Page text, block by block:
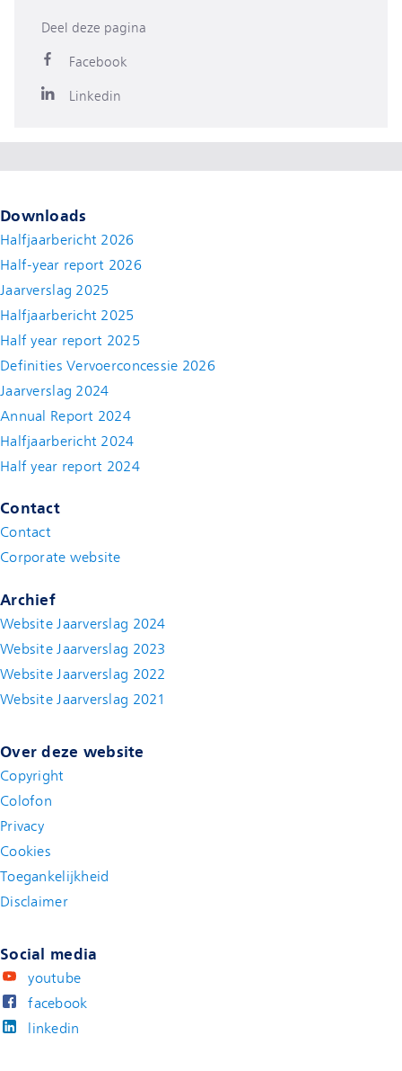
Deel deze pagina
Facebook
Linkedin
Downloads
Halfjaarbericht 2026
Half-year report 2026
Jaarverslag 2025
Halfjaarbericht 2025
Half year report 2025
Definities Vervoerconcessie 2026
Jaarverslag 2024
Annual Report 2024
Halfjaarbericht 2024
Half year report 2024(new window)
Contact
Contact
Corporate website
Archief
Website Jaarverslag 2024
Website Jaarverslag 2023
Website Jaarverslag 2022
Website Jaarverslag 2021
Over deze website
Copyright
Colofon
Privacy
Cookies
Toegankelijkheid
Disclaimer(new window)
Social media
youtube
facebook
linkedin